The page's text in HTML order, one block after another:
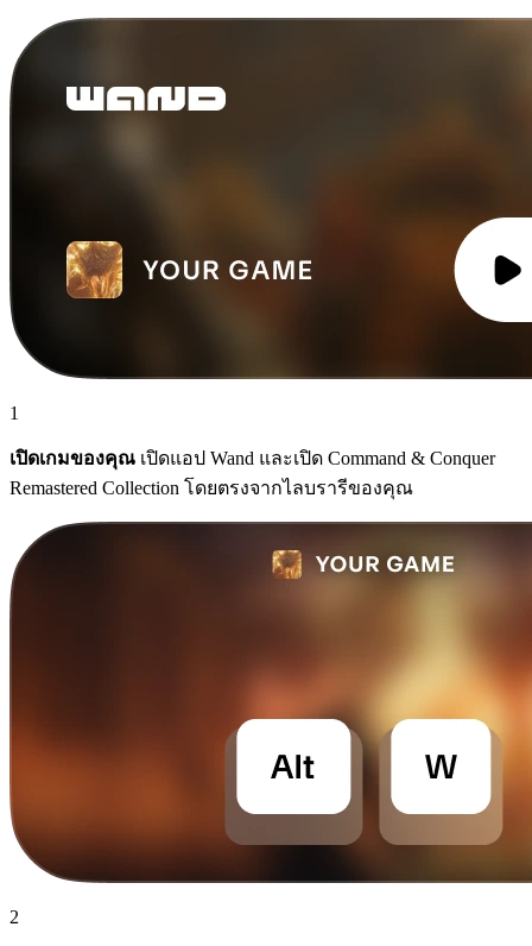
1
เปิดเกมของคุณ เปิดแอป Wand และเปิด Command & Conquer
Remastered Collection โดยตรงจากไลบรารีของคุณ
2